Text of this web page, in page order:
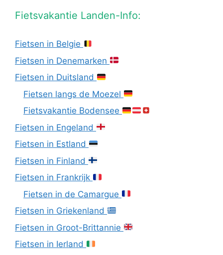
Fietsvakantie Landen-Info:
Fietsen in Belgie
Fietsen in Denemarken
Fietsen in Duitsland
Fietsen langs de Moezel
Fietsvakantie Bodensee
Fietsen in Engeland
Fietsen in Estland
Fietsen in Finland
Fietsen in Frankrijk
Fietsen in de Camargue
Fietsen in Griekenland
Fietsen in Groot-Brittannie
Fietsen in Ierland